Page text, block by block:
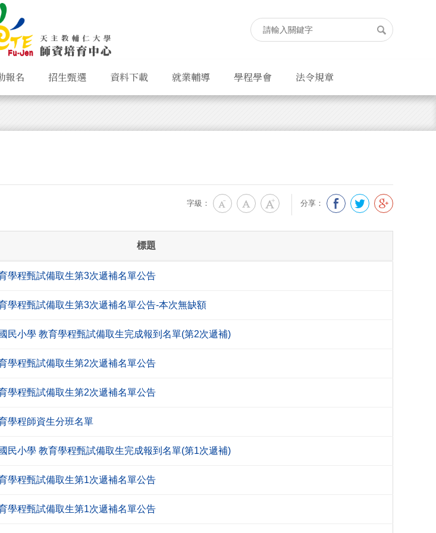
報名 招生甄選 資料下載 就業輔導 學程學會 法令規章
字級： 分享：
標題
學程甄試備取生第3次遞補名單公告
學程甄試備取生第3次遞補名單公告-本次無缺額
民小學 教育學程甄試備取生完成報到名單(第2次遞補)
學程甄試備取生第2次遞補名單公告
學程甄試備取生第2次遞補名單公告
學程師資生分班名單
民小學 教育學程甄試備取生完成報到名單(第1次遞補)
學程甄試備取生第1次遞補名單公告
學程甄試備取生第1次遞補名單公告